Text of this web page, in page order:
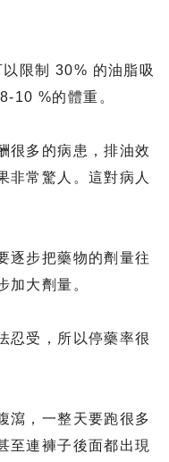
限制 30% 的油脂吸
10 %的體重。
很多的病患，排油效
非常驚人。這對病人
逐步把藥物的劑量往
加大劑量。
忍受，所以停藥率很
瀉，一整天要跑很多
至連褲子後面都出現